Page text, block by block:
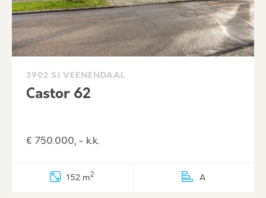
3902 SJ VEENENDAAL
Castor 62
€ 750.000, - k.k.
152 m2 A